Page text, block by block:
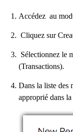
Accédez au
Cliquez sur
Sélectionnez le
(Transactions).
Dans la liste des
approprié dans